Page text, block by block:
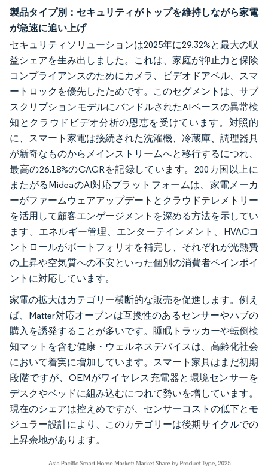
製品タイプ別：セキュリティがトップを維持しながら家電
が急速に追い上げ
セキュリティソリューションは2025年に29.32%と最大の収
益シェアを生み出しました。これは、家庭が抑止力と保険
コンプライアンスのためにカメラ、ビデオドアベル、スマ
ートロックを優先したためです。このセグメントは、サブ
スクリプションモデルにバンドルされたAIベースの異常検
知とクラウドビデオ分析の恩恵を受けています。対照的
に、スマート家電は接続された洗濯機、冷蔵庫、調理器具
が新奇なものからメインストリームへと移行するにつれ、
最高の26.18%のCAGRを記録しています。200カ国以上に
またがるMideaのAI対応プラットフォームは、家電メーカ
ーがファームウェアアップデートとクラウドテレメトリー
を活用して顧客エンゲージメントを深める方法を示してい
ます。エネルギー管理、エンターテインメント、HVACコ
ントロールがポートフォリオを補完し、それぞれが光熱費
の上昇や空気質への不安といった個別の消費者ペインポイ
ントに対応しています。
家電の拡大はカテゴリー横断的な販売を促進します。例え
ば、Matter対応オーブンは互換性のあるセンサーやハブの
購入を誘発することが多いです。睡眠トラッカーや転倒検
知マットを含む健康・ウェルネスデバイスは、高齢化社会
において着実に増加しています。スマート家具はまだ初期
段階ですが、OEMがワイヤレス充電器と環境センサーを
デスクやベッドに組み込むにつれて勢いを増しています。
現在のシェアは控えめですが、センサーコストの低下とモ
ジュラー設計により、このカテゴリーは後期サイクルでの
上昇余地があります。